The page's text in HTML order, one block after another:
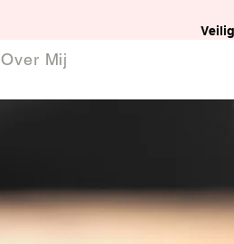
Over Mij